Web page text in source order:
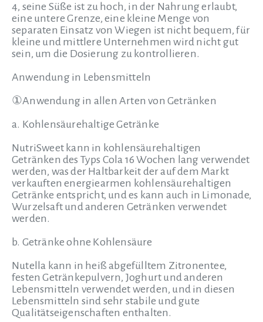
4, seine Süße ist zu hoch, in der Nahrung erlaubt,
eine untere Grenze, eine kleine Menge von
separaten Einsatz von Wiegen ist nicht bequem, für
kleine und mittlere Unternehmen wird nicht gut
sein, um die Dosierung zu kontrollieren.
Anwendung in Lebensmitteln
①Anwendung in allen Arten von Getränken
a. Kohlensäurehaltige Getränke
NutriSweet kann in kohlensäurehaltigen
Getränken des Typs Cola 16 Wochen lang verwendet
werden, was der Haltbarkeit der auf dem Markt
verkauften energiearmen kohlensäurehaltigen
Getränke entspricht, und es kann auch in Limonade,
Wurzelsaft und anderen Getränken verwendet
werden.
b. Getränke ohne Kohlensäure
Nutella kann in heiß abgefülltem Zitronentee,
festen Getränkepulvern, Joghurt und anderen
Lebensmitteln verwendet werden, und in diesen
Lebensmitteln sind sehr stabile und gute
Qualitätseigenschaften enthalten.